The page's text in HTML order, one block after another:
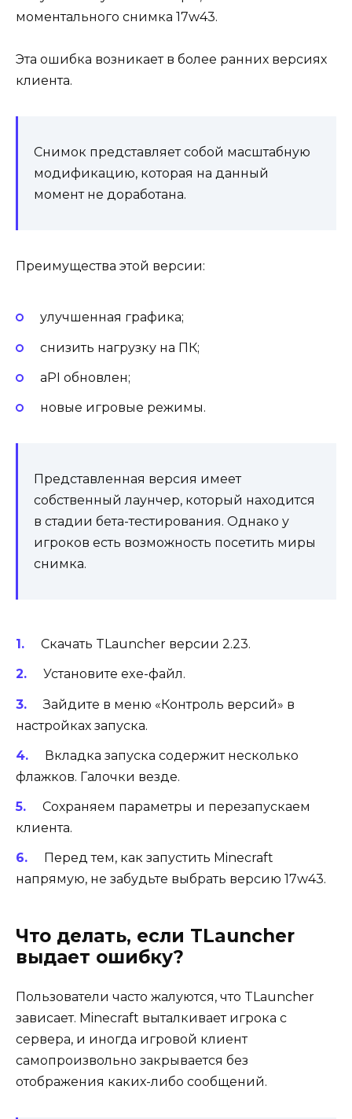
моментального снимка 17w43.
Эта ошибка возникает в более ранних версиях
клиента.
Снимок представляет собой масштабную
модификацию, которая на данный
момент не доработана.
Преимущества этой версии:
улучшенная графика;
снизить нагрузку на ПК;
aPI обновлен;
новые игровые режимы.
Представленная версия имеет
собственный лаунчер, который находится
в стадии бета-тестирования. Однако у
игроков есть возможность посетить миры
снимка.
Скачать TLauncher версии 2.23.
Установите exe-файл.
Зайдите в меню «Контроль версий» в
настройках запуска.
Вкладка запуска содержит несколько
флажков. Галочки везде.
Сохраняем параметры и перезапускаем
клиента.
Перед тем, как запустить Minecraft
напрямую, не забудьте выбрать версию 17w43.
Что делать, если TLauncher
выдает ошибку?
Пользователи часто жалуются, что TLauncher
зависает. Minecraft выталкивает игрока с
сервера, и иногда игровой клиент
самопроизвольно закрывается без
отображения каких-либо сообщений.